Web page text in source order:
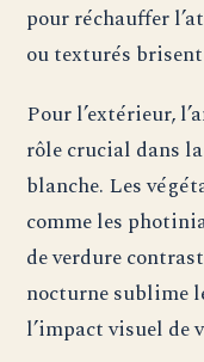
pour réchauffer
ou texturés
Pour l’extérieur,
rôle crucial dans
blanche. Les
comme les
de verdure
nocturne sublime
l’impact visuel de